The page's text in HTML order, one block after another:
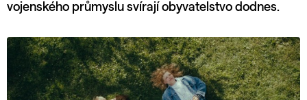
vojenského průmyslu svírají obyvatelstvo dodnes.